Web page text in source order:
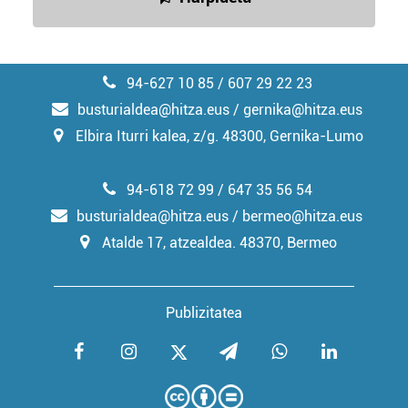
94-627 10 85 / 607 29 22 23
busturialdea@hitza.eus / gernika@hitza.eus
Elbira Iturri kalea, z/g. 48300, Gernika-Lumo
Publizitatea
94-618 72 99 / 647 35 56 54
busturialdea@hitza.eus / bermeo@hitza.eus
Atalde 17, atzealdea. 48370, Bermeo